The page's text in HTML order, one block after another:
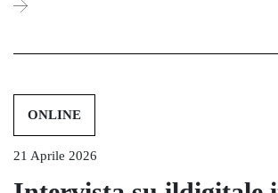
ONLINE
21 Aprile 2026